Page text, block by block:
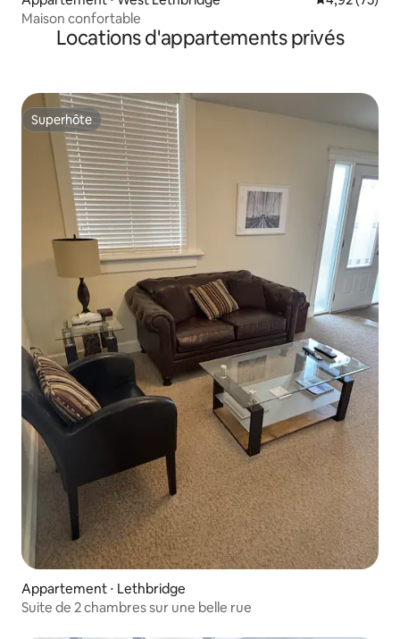
Maison confortable
Locations d'appartements privés
Superhôte
Superhôte
Appartement ⋅ Lethbridge
Suite de 2 chambres sur une belle rue